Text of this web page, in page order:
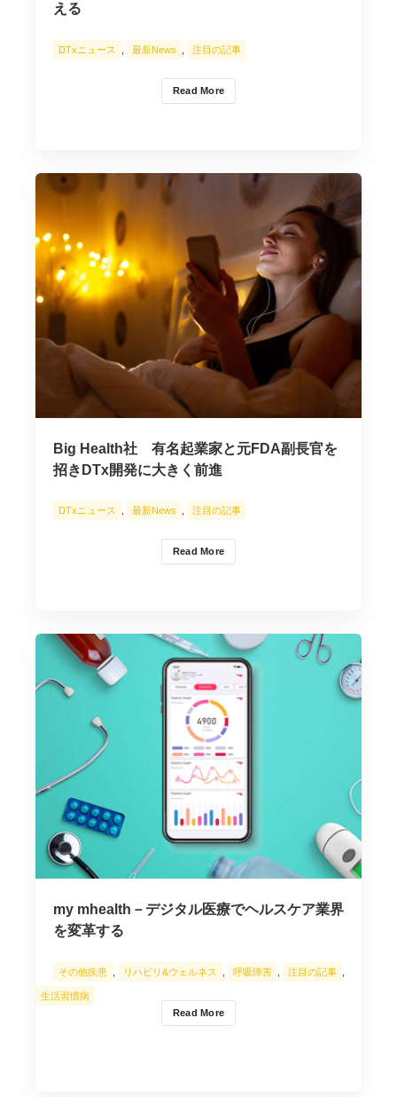
える
Read More
DTxニュース 最新News 注目の記事
Big Health社 有名起業家と元FDA副長官を
招きDTx開発に大きく前進
Read More
DTxニュース 最新News 注目の記事
my mhealth－デジタル医療でヘルスケア業界
を変革する
Read More
その他疾患 リハビリ&ウェルネス 呼吸障害 注目の記事
生活習慣病